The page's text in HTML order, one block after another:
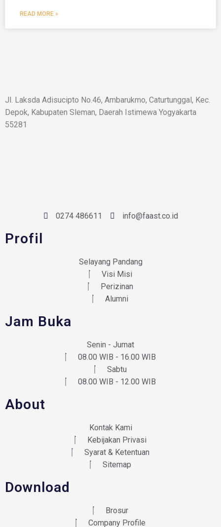
READ MORE »
Jl. Laksda Adisucipto No.46, Ambarukmo, Caturtunggal, Kec.
Depok, Kabupaten Sleman, Daerah Istimewa Yogyakarta
55281
0274 486611 info@faast.co.id
Profil
Selayang Pandang
Visi Misi
Perizinan
Alumni
Jam Buka
Senin - Jumat
08.00 WIB - 16.00 WIB
Sabtu
08.00 WIB - 12.00 WIB
About
Kontak Kami
Kebijakan Privasi
Syarat & Ketentuan
Sitemap
Download
Brosur
Company Profile